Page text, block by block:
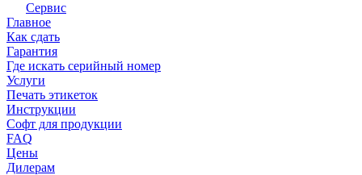
Сервис
Главное
Как сдать
Гарантия
Где искать серийный номер
Услуги
Печать этикеток
Инструкции
Софт для продукции
FAQ
Цены
Дилерам